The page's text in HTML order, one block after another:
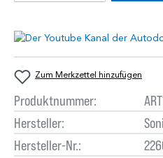
Zum Merkzettel hinzufügen
Produktnummer:
Hersteller:
Hersteller-Nr.: